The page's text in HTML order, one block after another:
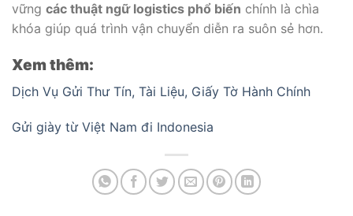
vững các thuật ngữ logistics phổ biến chính là chìa
khóa giúp quá trình vận chuyển diễn ra suôn sẻ hơn.
Xem thêm:
Dịch Vụ Gửi Thư Tín, Tài Liệu, Giấy Tờ Hành Chính
Gửi giày từ Việt Nam đi Indonesia